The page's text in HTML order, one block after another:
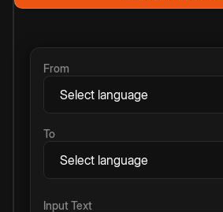
From
To
Input Text